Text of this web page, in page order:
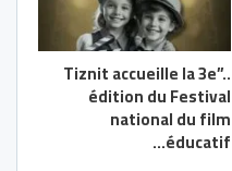
..”Tiznit accueille la 3e
édition du Festival
national du film
éducatif…